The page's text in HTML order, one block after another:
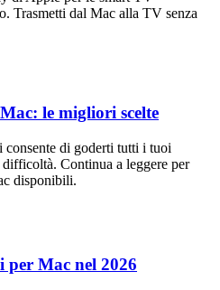
Trasmetti dal Mac alla TV senza
le migliori scelte
di goderti tutti i tuoi
Continua a leggere per
disponibili.
Mac nel 2026